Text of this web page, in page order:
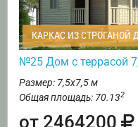
КАРКАС ИЗ СТРОГАНОЙ
№25 Дом с террасой
Размер: 7,5х7,5 м
Общая площадь: 70.132
от 2464200